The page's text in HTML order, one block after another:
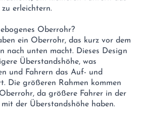
erleichtern.
Oberrohr?
ein Oberrohr, das kurz vor dem
nach unten macht. Dieses Design
Überstandshöhe, was
und Fahrern das Auf- und
Die größeren Rahmen kommen
da größere Fahrer in der
der Überstandshöhe haben.